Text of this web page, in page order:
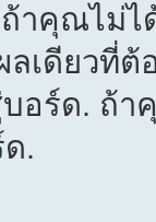
าคุณไม่ไ
ลเดียวที่
อร์ด. ถ้
.